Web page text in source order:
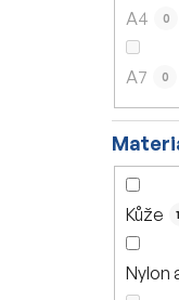
A4 0
A7 0
Kůže
Nylon